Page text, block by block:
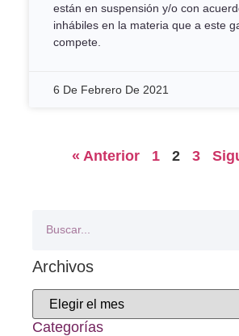
están en suspensión y/o con
inhábiles en la materia que a este
compete.
6 De Febrero De 2021
« Anterior 1 2 3
Archivos
Categorías